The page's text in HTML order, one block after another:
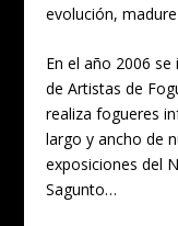
evolución,
En el año 2006
de Artistas de
realiza fogueres
largo y ancho de
exposiciones del
Sagunto…